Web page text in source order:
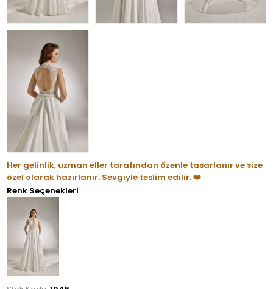
Her gelinlik, uzman eller tarafından özenle tasarlanır ve size
özel olarak hazırlanır. Sevgiyle teslim edilir. ❤️
Renk Seçenekleri